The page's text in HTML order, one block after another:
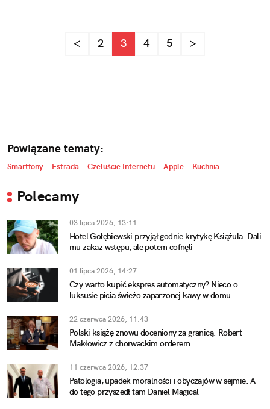
< 2 3 4 5 >
Powiązane tematy:
Smartfony Estrada Czeluście Internetu Apple Kuchnia
Polecamy
03 lipca 2026, 13:11
Hotel Gołębiewski przyjął godnie krytykę Książula. Dali
mu zakaz wstępu, ale potem cofnęli
01 lipca 2026, 14:27
Czy warto kupić ekspres automatyczny? Nieco o
luksusie picia świeżo zaparzonej kawy w domu
22 czerwca 2026, 11:43
Polski książę znowu doceniony za granicą. Robert
Makłowicz z chorwackim orderem
11 czerwca 2026, 12:37
Patologia, upadek moralności i obyczajów w sejmie. A
do tego przyszedł tam Daniel Magical